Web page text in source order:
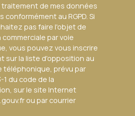
de mes données
conformément au RGPD. Si
pas faire l'objet de
par voie
vous pouvez vous inscrire
sur la liste d'opposition au
téléphonique, prévu par
1 du code de la
sur le site Internet
ou par courrier